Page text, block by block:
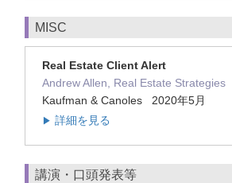
MISC
Real Estate Client Alert
Andrew Allen, Real Estate Strategies
Kaufman & Canoles 2020年5月
▶ 詳細を見る
講演・口頭発表等